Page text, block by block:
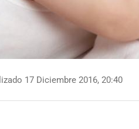
17 Diciembre 2016, 20:40